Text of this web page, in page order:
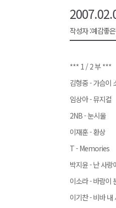
삼척 공공산후조리원 이전 시급
강원자치도교육청 교감급 이상 387명 인사
작성자 :예감좋
*** 1 / 2 부 ***
김형중 - 가슴이
임상아 - 뮤지컬
2NB - 눈시울
이재훈 - 환상
T - Memories
박지윤 - 난 사랑
이소라 - 바람이
이기찬 - 비바 내